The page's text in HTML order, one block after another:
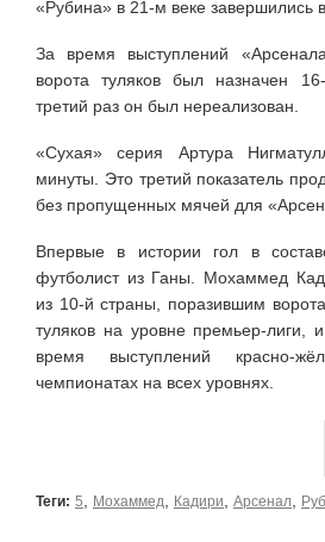
«Рубина» в 21-м веке завершились
За время выступлений
ворота туляков был назначен
третий раз он был нереализован.
«Сухая» серия Артура
минуты. Это третий показатель
без пропущенных мячей для
Впервые в истории гол в
футболист из Ганы. Мохаммед
из 10-й страны, поразившим
туляков на уровне премьер-лиги,
время выступлений красно-
чемпионатах на всех уровнях.
Теги: 5 Мохаммед Кадири Арсенал